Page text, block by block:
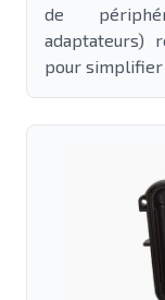
de
adaptateurs)
pour simplifier